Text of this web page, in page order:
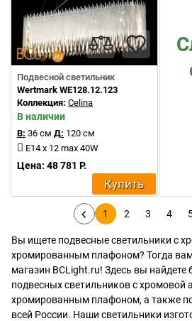
Подвесной светильник
Wertmark WE128.12.123
Коллекция: Celina
В наличии
В: 36 см Д: 120 см
E14 x 12 max 40W
Цена: 48 781 Р.
Купить
1 2 3 4
Вы ищете подвесные светильники с
хромированным плафоном? Тогда
магазин BCLight.ru! Здесь вы
подвесных светильников с хромовой
хромированным плафоном, а также
всей России. Наши светильники